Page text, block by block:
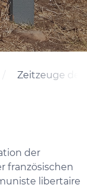
Zeitzeuge
der
französischen
libertaire